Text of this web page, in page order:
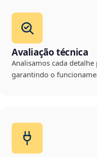
Avaliação técnica
Analisamos cada
garantindo o